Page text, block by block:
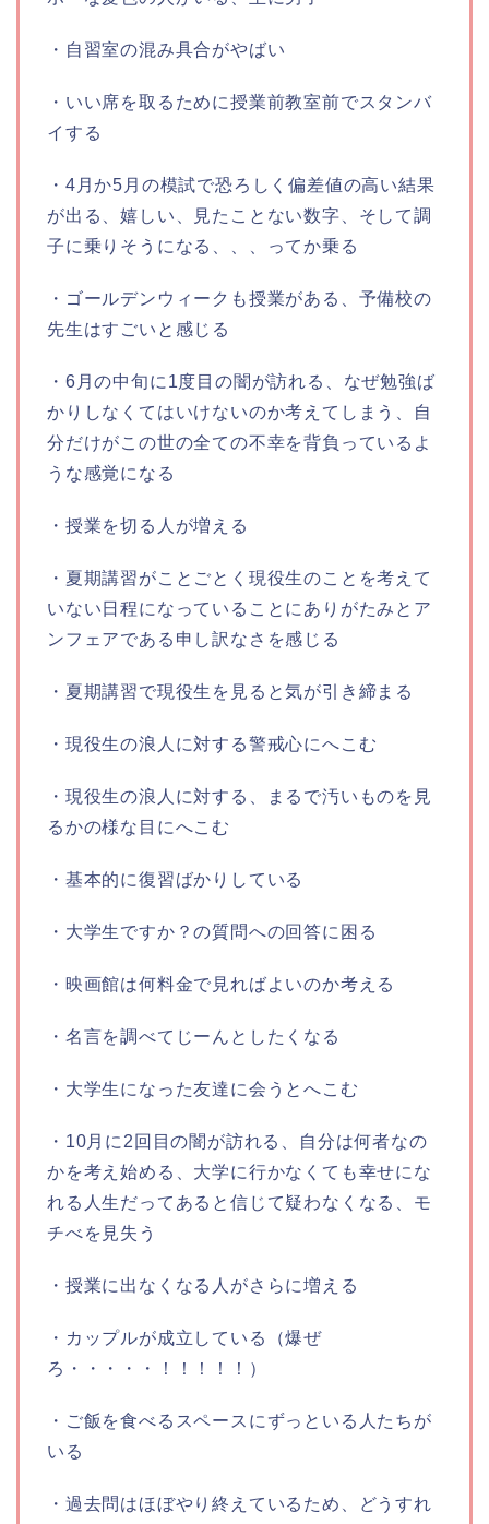
・自習室の混み具合がやばい
・いい席を取るために授業前教室前でスタンバ
イする
・4月か5月の模試で恐ろしく偏差値の高い結果
が出る、嬉しい、見たことない数字、そして調
子に乗りそうになる、、、ってか乗る
・ゴールデンウィークも授業がある、予備校の
先生はすごいと感じる
・6月の中旬に1度目の闇が訪れる、なぜ勉強ば
かりしなくてはいけないのか考えてしまう、自
分だけがこの世の全ての不幸を背負っているよ
うな感覚になる
・授業を切る人が増える
・夏期講習がことごとく現役生のことを考えて
いない日程になっていることにありがたみとア
ンフェアである申し訳なさを感じる
・夏期講習で現役生を見ると気が引き締まる
・現役生の浪人に対する警戒心にへこむ
・現役生の浪人に対する、まるで汚いものを見
るかの様な目にへこむ
・基本的に復習ばかりしている
・大学生ですか？の質問への回答に困る
・映画館は何料金で見ればよいのか考える
・名言を調べてじーんとしたくなる
・大学生になった友達に会うとへこむ
・10月に2回目の闇が訪れる、自分は何者なの
かを考え始める、大学に行かなくても幸せにな
れる人生だってあると信じて疑わなくなる、モ
チべを見失う
・授業に出なくなる人がさらに増える
・カップルが成立している（爆ぜ
ろ・・・・・！！！！！）
・ご飯を食べるスペースにずっといる人たちが
いる
・過去問はほぼやり終えているため、どうすれ